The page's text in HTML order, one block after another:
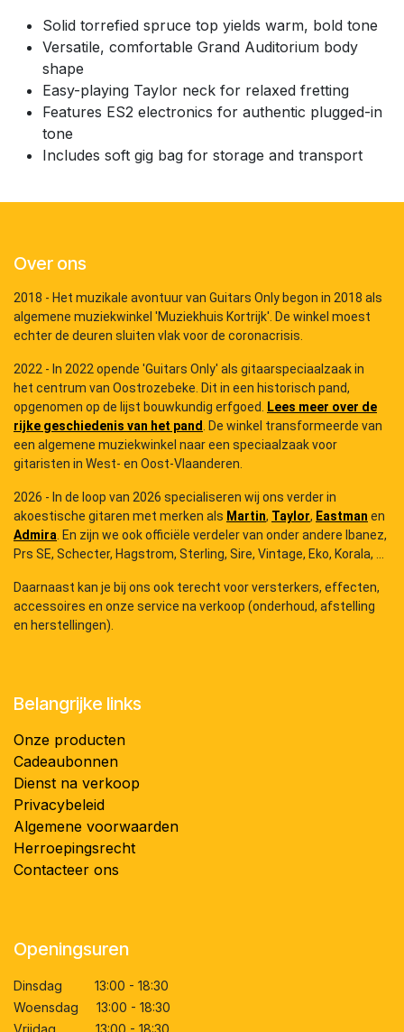
Solid torrefied spruce top yields warm, bold tone
Versatile, comfortable Grand Auditorium body
shape
Easy-playing Taylor neck for relaxed fretting
Features ES2 electronics for authentic plugged-in
tone
Includes soft gig bag for storage and transport
Over ons
2018 - Het muzikale avontuur van Guitars Only begon in 2018 als
algemene muziekwinkel 'Muziekhuis Kortrijk'. De winkel moest
echter de deuren sluiten vlak voor de coronacrisis.
2022 - In 2022 opende 'Guitars Only' als gitaarspeciaalzaak in
het centrum van Oostrozebeke. Dit in een historisch pand,
opgenomen op de lijst bouwkundig erfgoed.
Lees meer over de
rijke geschiedenis van het pand
. De winkel transformeerde van
een algemene muziekwinkel naar een speciaalzaak voor
gitaristen in West- en Oost-Vlaanderen.
2026 - In de loop van 2026 specialiseren wij ons verder in
akoestische gitaren met merken als Martin, Taylor, Eastman en
Admira . En zijn we ook officiële verdeler van onder andere Ibanez,
Prs SE, Schecter, Hagstrom, Sterling, Sire, Vintage, Eko, Korala, ...
Daarnaast kan je bij ons ook terecht voor versterkers, effecten,
accessoires en onze service na verkoop (onderhoud, afstelling
en herstellingen).
Belangrijke links
Onze producten
Cadeaubonnen
Dienst na verkoop
Privacybeleid
Algemene voorwaarden
Herroepingsrecht
Contacteer ons
Openingsuren
Dinsdag 13:00 - 18:30
Woensdag 13:00 - 18:30